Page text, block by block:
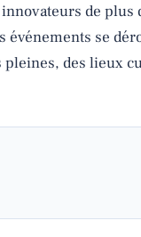
de plus
se
des lieux